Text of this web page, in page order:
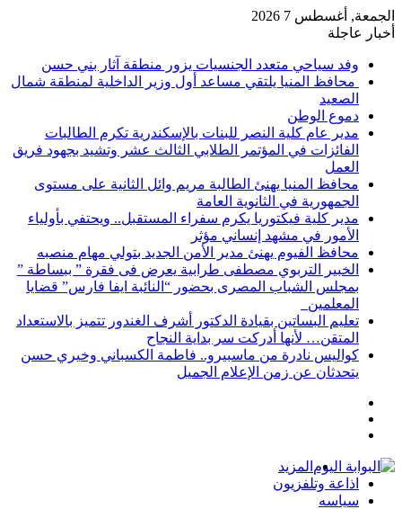
الجمعة, أغسطس 7 2026
أخبار عاجلة
وفد سياحي متعدد الجنسيات يزور منطقة آثار بني حسن
محافظ المنيا يلتقي مساعد أول وزير الداخلية لمنطقة شمال
الصعيد
دموع الوطن
مدير عام كلية النصر للبنات بالإسكندرية تكرم الطالبات
الفائزات في المؤتمر الطلابي الثالث عشر وتشيد بجهود فريق
العمل
محافظ المنيا يهنئ الطالبة مريم وائل الثانية على مستوى
الجمهورية في الثانوية العامة
مدير كلية فيكتوريا يكرم سفراء المستقبل.. ويحتفي بأولياء
الأمور في مشهد إنساني مؤثر
محافظ الفيوم يهنئ مدير الأمن الجديد بتولي مهام منصبه
الخبير التربوي مصطفى طرابية يعرض فى فقرة ” ببساطة ”
بمجلس الشباب المصرى بحضور “النائبة ايفا فارس” قضايا
المعلمين
تعليم البساتين بقيادة الدكتور أشرف الغندور تتميز بالاستعداد
المتقن… لأنها أدركت سر بداية النجاح
كواليس نادرة من ماسبيرو.. فاطمة الكسباني وخيري حسن
يتحدثان عن زمن الإعلام الجميل
المزيد
اذاعة وتلفزيون
سياسه